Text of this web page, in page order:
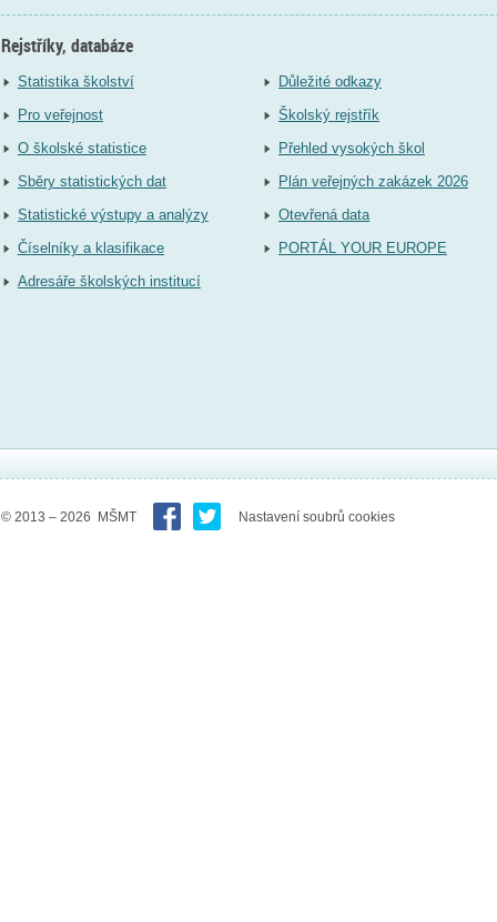
Rejstříky, databáze
Statistika školství
Pro veřejnost
O školské statistice
Sběry statistických dat
Statistické výstupy a analýzy
Číselníky a klasifikace
Adresáře školských institucí
Důležité odkazy
Školský rejstřík
Přehled vysokých škol
Plán veřejných zakázek 2026
Otevřená data
PORTÁL YOUR EUROPE
© 2013 – 2026 MŠMT Nastavení soubrů cookies